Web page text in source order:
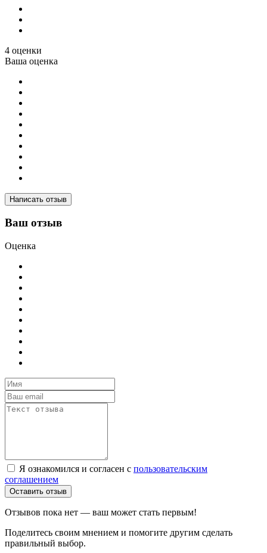
4 оценки
Ваша оценка
Написать отзыв
Ваш отзыв
Оценка
Я ознакомился и согласен с пользовательским
соглашением
Оставить отзыв
Отзывов пока нет — ваш может стать первым!
Поделитесь своим мнением и помогите другим сделать
правильный выбор.